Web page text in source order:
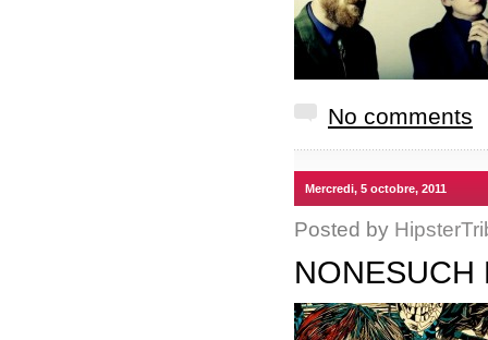
No comments
Mercredi, 5 octobre, 2011
Posted by
NONESUCH